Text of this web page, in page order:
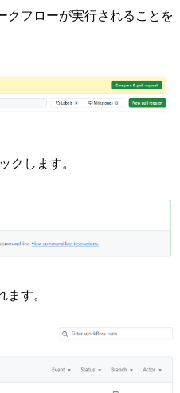
クフローが実行されることを
クします。
す。